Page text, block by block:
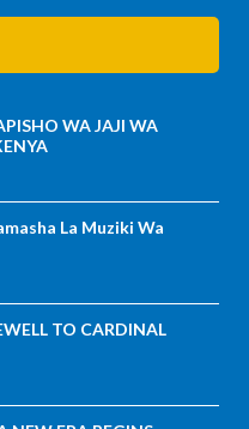
WA JAJI WA
La Muziki Wa
TO CARDINAL